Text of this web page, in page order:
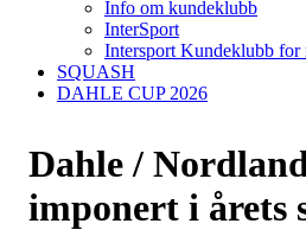
Info om kundeklubb
InterSport
Intersport Kundeklubb for
SQUASH
DAHLE CUP 2026
Dahle /
imponert i årets